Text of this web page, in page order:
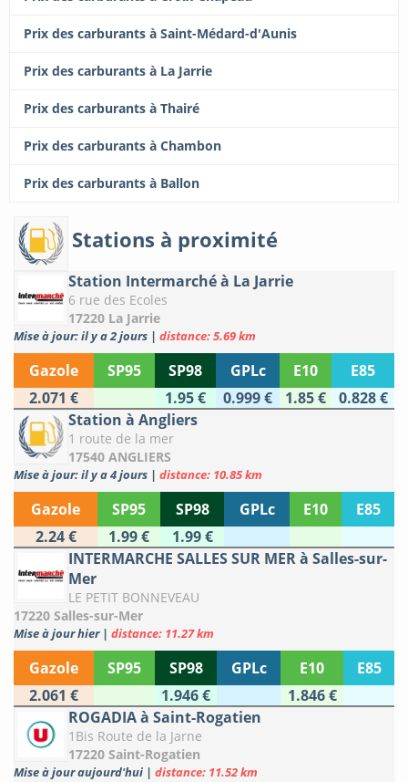
Prix des carburants à Saint-Médard-d'Aunis
Prix des carburants à La Jarrie
Prix des carburants à Thairé
Prix des carburants à Chambon
Prix des carburants à Ballon
Stations à proximité
Station Intermarché à La Jarrie
6 rue des Ecoles
17220 La Jarrie
Mise à jour: il y a 2 jours | distance: 5.69 km
Gazole SP95 SP98 GPLc E10
E85
2.071 €
1.95 € 0.999 € 1.85 €
0.828 €
Station à Angliers
1 route de la mer
17540 ANGLIERS
Mise à jour: il y a 4 jours | distance: 10.85 km
Gazole SP95 SP98 GPLc E10
E85
2.24 €
1.99 €
1.99 €
INTERMARCHE SALLES SUR MER à Salles-sur-
Mer
LE PETIT BONNEVEAU
17220 Salles-sur-Mer
Mise à jour hier | distance: 11.27 km
Gazole SP95 SP98 GPLc E10
E85
2.061 €
1.946 €
1.846 €
ROGADIA à Saint-Rogatien
1Bis Route de la Jarne
17220 Saint-Rogatien
Mise à jour aujourd'hui | distance: 11.52 km